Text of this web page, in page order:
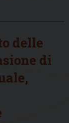
delle
di